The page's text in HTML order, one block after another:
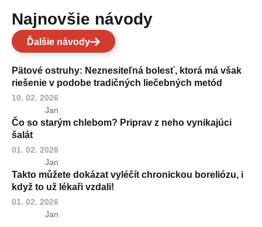
Najnovšie návody
Ďalšie návody
Pätové ostruhy: Neznesiteľná bolesť, ktorá má však
riešenie v podobe tradičných liečebných metód
10. 02. 2026
Jan
Čo so starým chlebom? Priprav z neho vynikajúci
šalát
01. 02. 2026
Jan
Takto můžete dokázat vyléčít chronickou boreliózu, i
když to už lékaři vzdali!
01. 02. 2026
Jan